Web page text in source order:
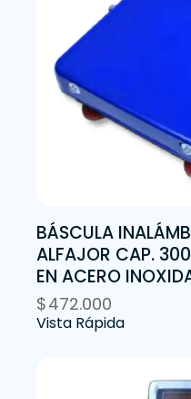
BÁSCULA
ALFAJOR CAP.
EN ACERO
$472.000
Vista Rápida